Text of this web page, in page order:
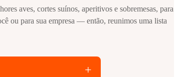
aves, cortes suínos, aperitivos e sobremesas, para
ou para sua empresa — então, reunimos uma lista